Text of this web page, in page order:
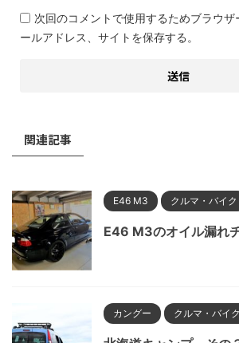
次回のコメントで使用するためブラウザ
ールアドレス、サイトを保存する。
関連記事
E46 M3 クルマ・バイク
E46 M3のオイル漏れ
カングー クルマ・バイク